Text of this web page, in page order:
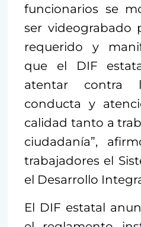
funcionarios se
ser videograbado
requerido y
que el DIF
atentar contra
conducta y
calidad tanto a
ciudadanía”,
trabajadores el
el Desarrollo
El DIF estatal